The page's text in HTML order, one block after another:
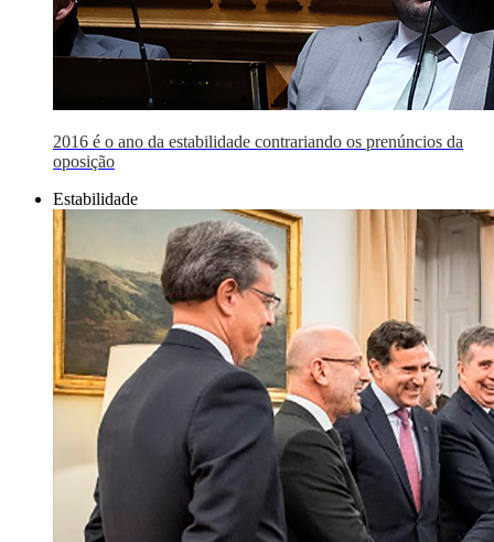
2016 é o ano da estabilidade contrariando os prenúncios da
oposição
Estabilidade